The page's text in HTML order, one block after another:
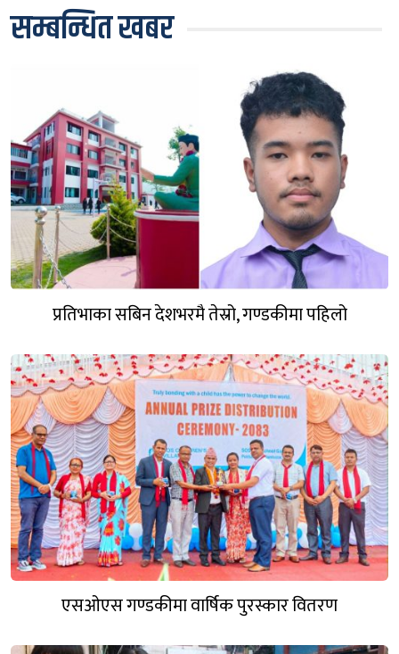
सम्बन्धित खबर
प्रतिभाका सबिन देशभरमै तेस्रो, गण्डकीमा पहिलो
एसओएस गण्डकीमा वार्षिक पुरस्कार वितरण